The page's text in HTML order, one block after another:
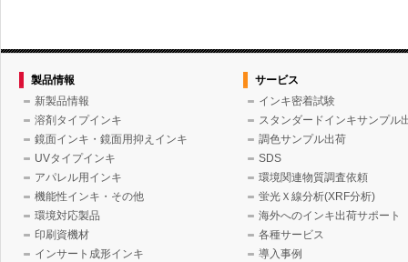
製品情報
新製品情報
溶剤タイプインキ
鏡面インキ・鏡面用抑えインキ
UVタイプインキ
アパレル用インキ
機能性インキ・その他
環境対応製品
印刷資機材
インサート成形インキ
サービス
インキ密着試験
スタンダードインキサンプル
調色サンプル出荷
SDS
環境関連物質調査依頼
蛍光Ｘ線分析(XRF分析)
海外へのインキ出荷サポート
各種サービス
導入事例